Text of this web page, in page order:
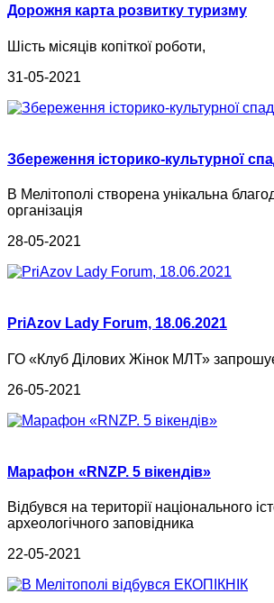
Дорожня карта розвитку туризму
Шість місяців копіткої роботи,
31-05-2021
Збереження історико-культурної
В Мелітополі створена унікальна
організація
28-05-2021
PriAzov Lady Forum, 18.06.2021
ГО «Клуб Ділових Жінок МЛТ»
26-05-2021
Марафон «RNZP. 5 вікендів»
Відбувся на території національного
археологічного заповідника
22-05-2021